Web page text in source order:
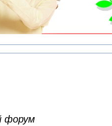
форум